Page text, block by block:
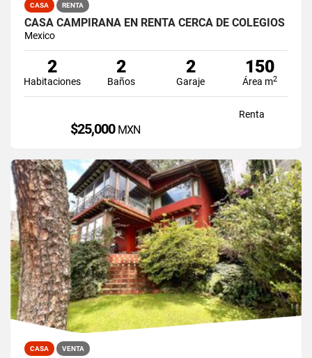
CASA RENTA
CASA CAMPIRANA EN RENTA CERCA DE COLEGIOS
Mexico
2
Habitaciones
2
Baños
2
Garaje
150
Área m2
Renta
$25,000 MXN
CASA VENTA